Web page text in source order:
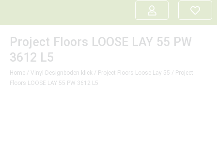
Project Floors LOOSE LAY 55 PW
3612 L5
Home / Vinyl-Designboden klick / Project Floors Loose Lay 55 / Project
Floors LOOSE LAY 55 PW 3612 L5